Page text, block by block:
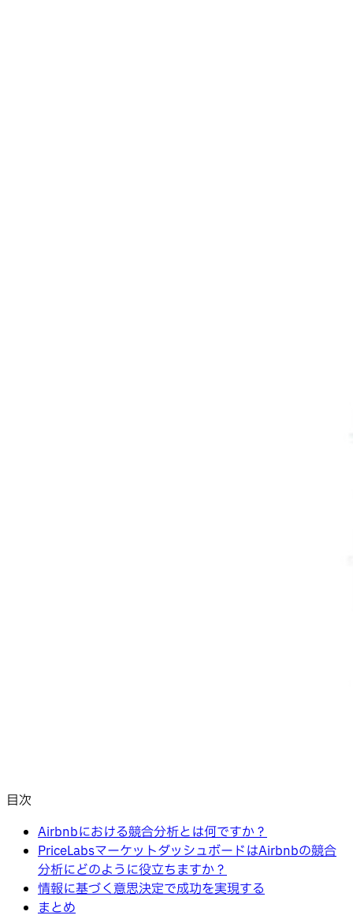
目次
Airbnbにおける競合分析とは何ですか？
PriceLabsマーケットダッシュボードはAirbnbの競合
分析にどのように役立ちますか？
情報に基づく意思決定で成功を実現する
まとめ